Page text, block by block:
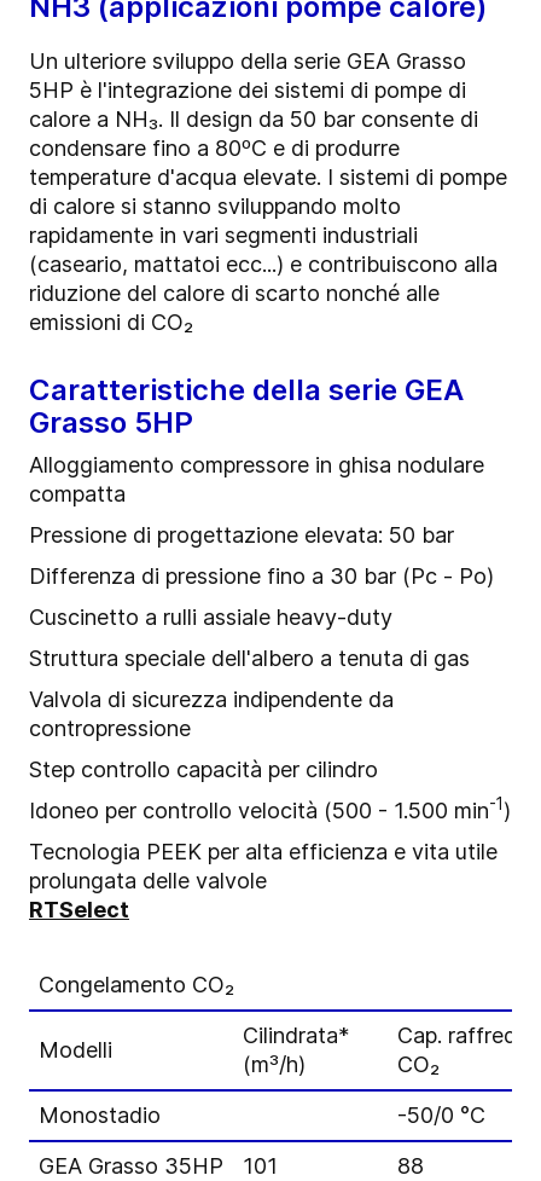
Un ulteriore sviluppo della serie GEA Grasso
5HP è l'integrazione dei sistemi di pompe di
calore a NH₃. Il design da 50 bar consente di
condensare fino a 80ºC e di produrre
temperature d'acqua elevate. I sistemi di pompe
di calore si stanno sviluppando molto
rapidamente in vari segmenti industriali
(caseario, mattatoi ecc...) e contribuiscono alla
riduzione del calore di scarto nonché alle
emissioni di CO₂
Caratteristiche della serie GEA
Grasso 5HP
Alloggiamento compressore in ghisa nodulare
compatta
Pressione di progettazione elevata: 50 bar
Differenza di pressione fino a 30 bar (Pc - Po)
Cuscinetto a rulli assiale heavy-duty
Struttura speciale dell'albero a tenuta di gas
Valvola di sicurezza indipendente da
contropressione
Step controllo capacità per cilindro
Idoneo per controllo velocità (500 - 1.500 min-1 )
Tecnologia PEEK per alta efficienza e vita utile
prolungata delle valvole
RTSelect
Congelamento CO₂
Modelli
Cilindrata*
(m³/h)
Cap.
CO₂
Monostadio
-50/0 °C
GEA Grasso 35HP
101
88